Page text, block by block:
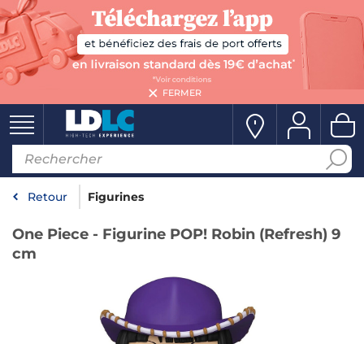
FERMER
Retour Figurines
One Piece - Figurine POP! Robin (Refresh) 9
cm